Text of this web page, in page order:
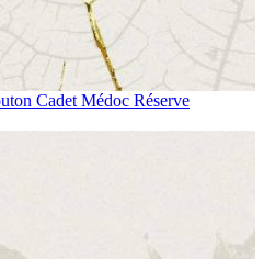
Cadet Médoc Réserve